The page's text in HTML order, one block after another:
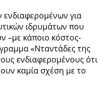
για
ιδρυμάτων που
–με κάποιο κόστος-
«Νταντάδες της
ενδιαφερομένους ότι
καμία σχέση με το